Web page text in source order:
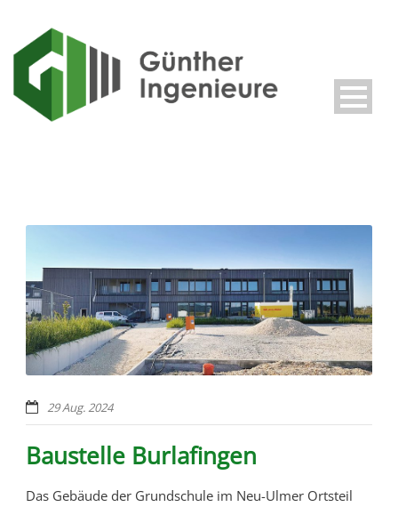
29 Aug. 2024
Baustelle Burlafingen
Das Gebäude der Grundschule im Neu-Ulmer Ortsteil